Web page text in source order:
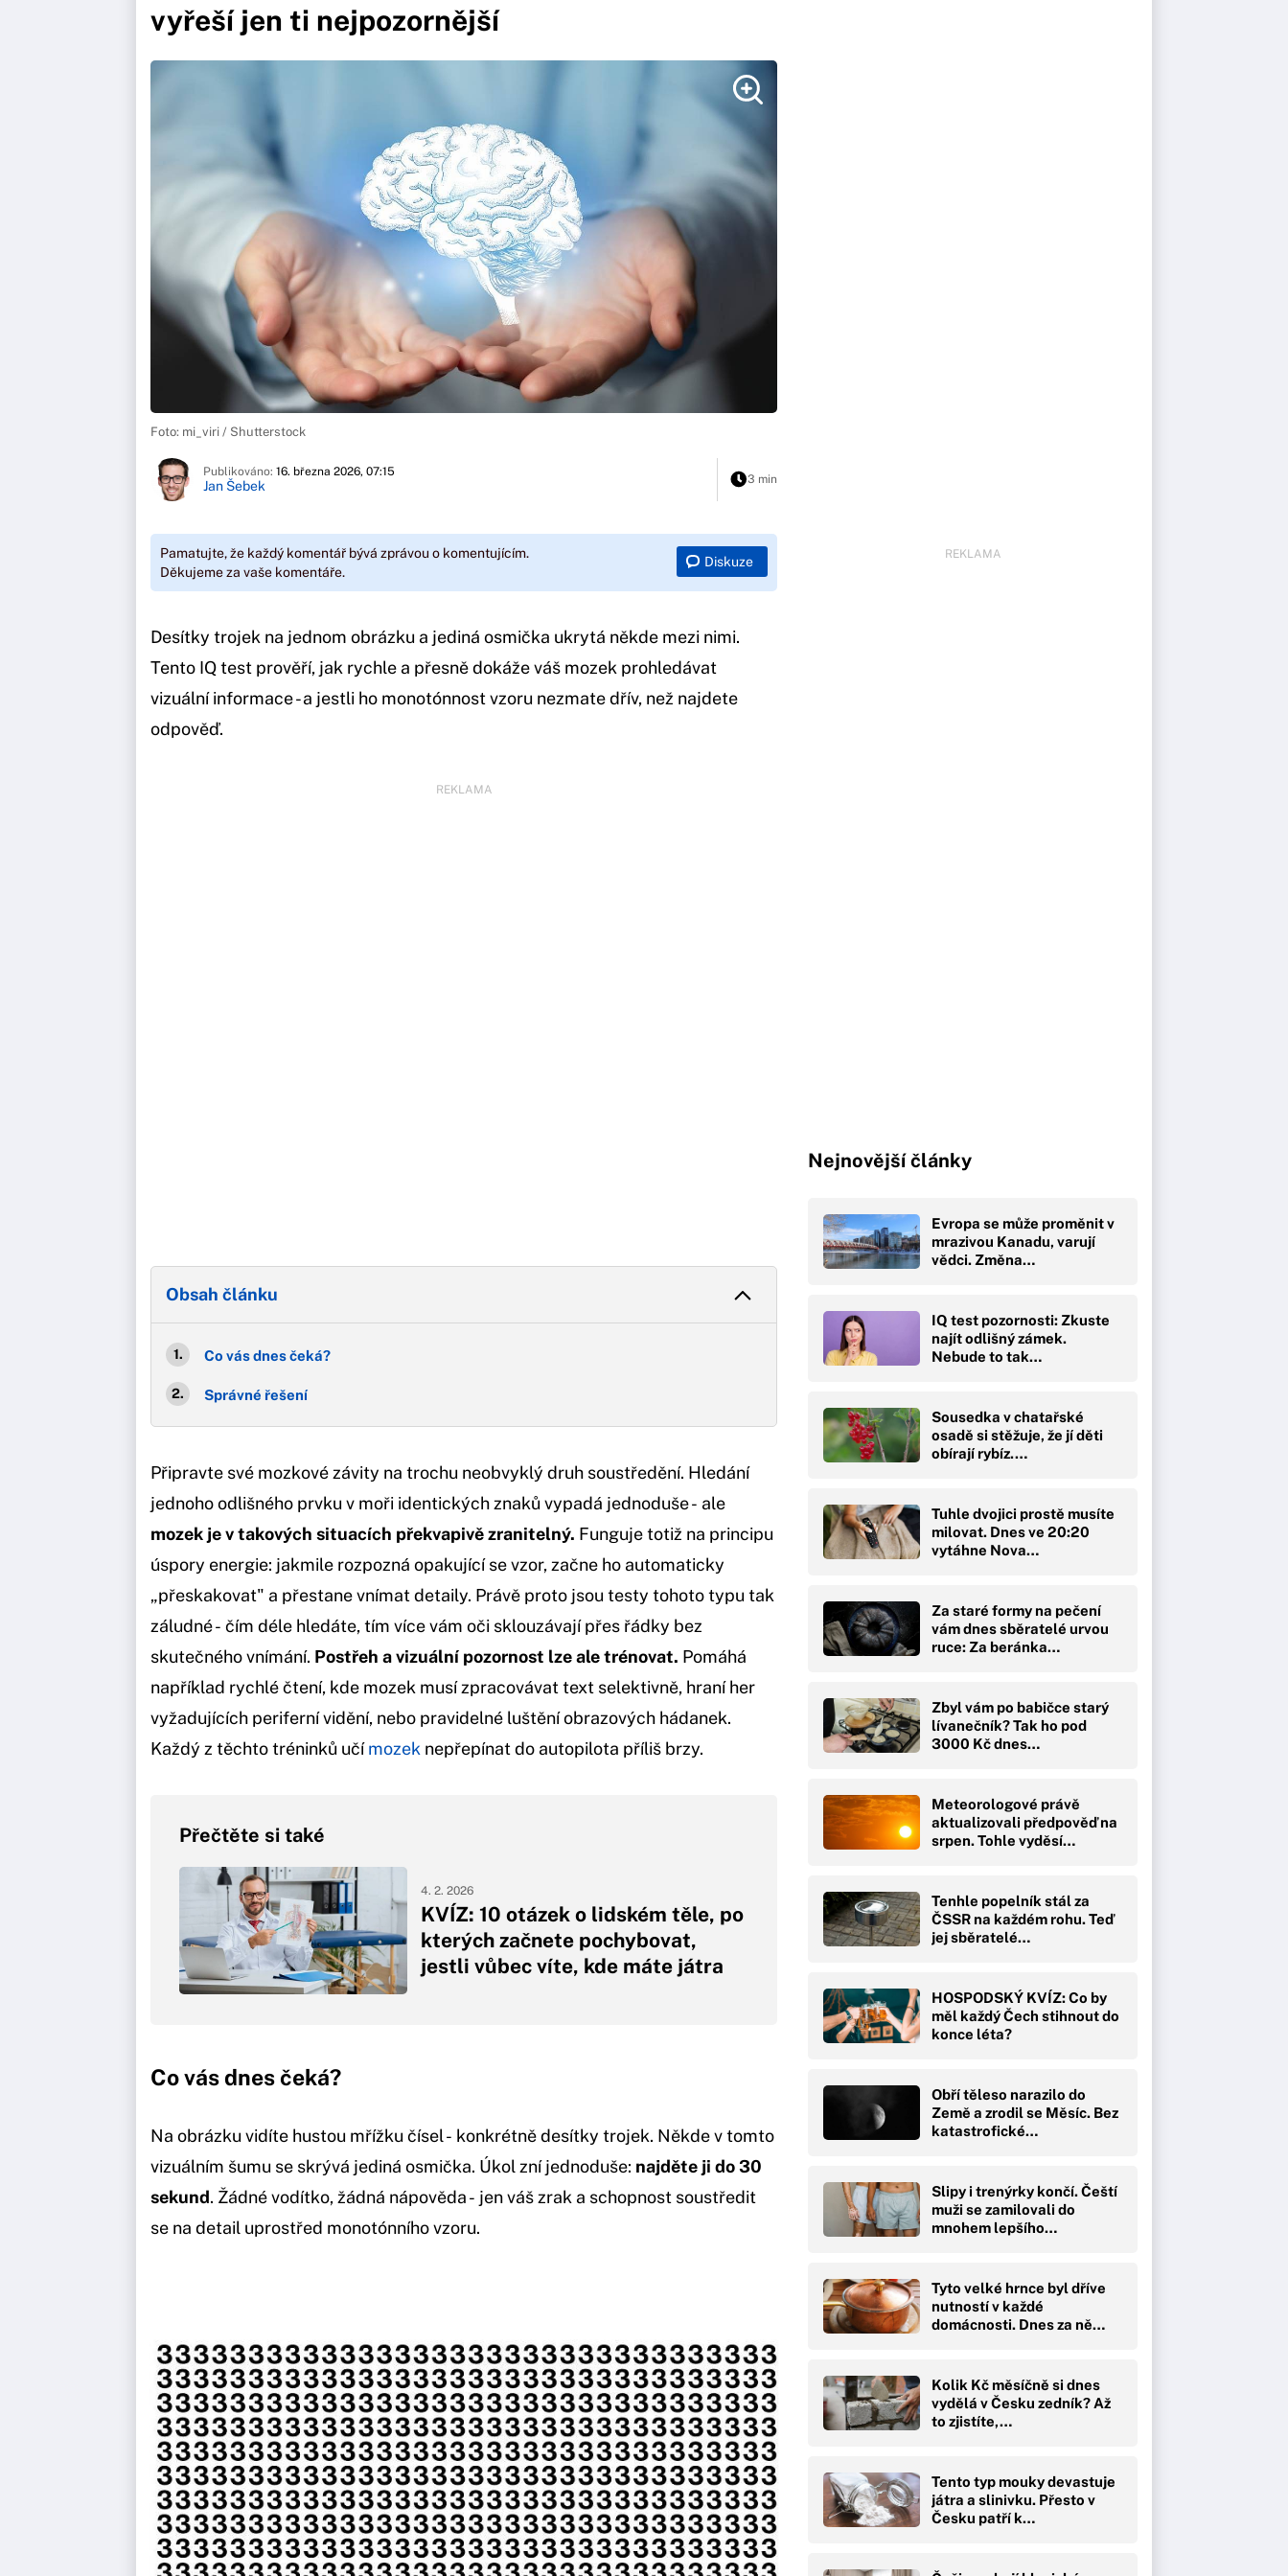
vyřeší jen ti nejpozornější
Foto: mi_viri / Shutterstock
Publikováno: 16. března 2026, 07:15
Jan Šebek 3 min
Pamatujte, že každý komentář bývá zprávou o komentujícím.
Děkujeme za vaše komentáře.
Diskuze
Desítky trojek na jednom obrázku a jediná osmička ukrytá někde mezi nimi.
Tento IQ test prověří, jak rychle a přesně dokáže váš mozek prohledávat
vizuální informace - a jestli ho monotónnost vzoru nezmate dřív, než najdete
odpověď.
REKLAMA
Obsah článku
Co vás dnes čeká?
Správné řešení
Připravte své mozkové závity na trochu neobvyklý druh soustředění. Hledání
jednoho odlišného prvku v moři identických znaků vypadá jednoduše - ale
mozek je v takových situacích překvapivě zranitelný. Funguje totiž na principu
úspory energie: jakmile rozpozná opakující se vzor, začne ho automaticky
„přeskakovat" a přestane vnímat detaily. Právě proto jsou testy tohoto typu tak
záludné - čím déle hledáte, tím více vám oči sklouzávají přes řádky bez
skutečného vnímání. Postřeh a vizuální pozornost lze ale trénovat. Pomáhá
například rychlé čtení, kde mozek musí zpracovávat text selektivně, hraní her
vyžadujících periferní vidění, nebo pravidelné luštění obrazových hádanek.
Každý z těchto tréninků učímozek nepřepínat do autopilota příliš brzy.
Přečtěte si také
KVÍZ: 10 otázek o lidském těle, po
kterých začnete pochybovat,
jestli vůbec víte, kde máte játra
4. 2. 2026
Co vás dnes čeká?
Na obrázku vidíte hustou mřížku čísel - konkrétně desítky trojek. Někde v tomto
vizuálním šumu se skrývá jediná osmička. Úkol zní jednoduše: najděte ji do 30
sekund. Žádné vodítko, žádná nápověda - jen váš zrak a schopnost soustředit
se na detail uprostřed monotónního vzoru.
REKLAMA
Nejnovější články
Evropa se může proměnit v
mrazivou Kanadu, varují
vědci. Změna…
IQ test pozornosti: Zkuste
najít odlišný zámek.
Nebude to tak…
Sousedka v chatařské
osadě si stěžuje, že jí děti
obírají rybíz.…
Tuhle dvojici prostě musíte
milovat. Dnes ve 20:20
vytáhne Nova…
Za staré formy na pečení
vám dnes sběratelé urvou
ruce: Za beránka…
Zbyl vám po babičce starý
lívanečník? Tak ho pod
3000 Kč dnes…
Meteorologové právě
aktualizovali předpověď na
srpen. Tohle vyděsí…
Tenhle popelník stál za
ČSSR na každém rohu. Teď
jej sběratelé…
HOSPODSKÝ KVÍZ: Co by
měl každý Čech stihnout do
konce léta?
Obří těleso narazilo do
Země a zrodil se Měsíc. Bez
katastrofické…
Slipy i trenýrky končí. Čeští
muži se zamilovali do
mnohem lepšího…
Tyto velké hrnce byl dříve
nutností v každé
domácnosti. Dnes za ně…
Kolik Kč měsíčně si dnes
vydělá v Česku zedník? Až
to zjistíte,…
Tento typ mouky devastuje
játra a slinivku. Přesto v
Česku patří k…